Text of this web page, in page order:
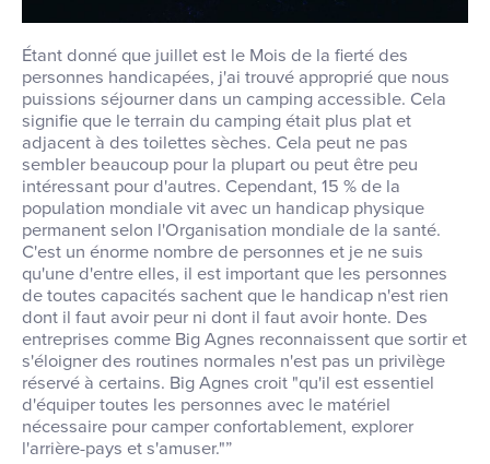
Étant donné que juillet est le Mois de la fierté des
personnes handicapées, j'ai trouvé approprié que nous
puissions séjourner dans un camping accessible. Cela
signifie que le terrain du camping était plus plat et
adjacent à des toilettes sèches. Cela peut ne pas
sembler beaucoup pour la plupart ou peut être peu
intéressant pour d'autres. Cependant, 15 % de la
population mondiale vit avec un handicap physique
permanent selon l'Organisation mondiale de la santé.
C'est un énorme nombre de personnes et je ne suis
qu'une d'entre elles, il est important que les personnes
de toutes capacités sachent que le handicap n'est rien
dont il faut avoir peur ni dont il faut avoir honte. Des
entreprises comme Big Agnes reconnaissent que sortir et
s'éloigner des routines normales n'est pas un privilège
réservé à certains. Big Agnes croit "qu'il est essentiel
d'équiper toutes les personnes avec le matériel
nécessaire pour camper confortablement, explorer
l'arrière-pays et s'amuser."”